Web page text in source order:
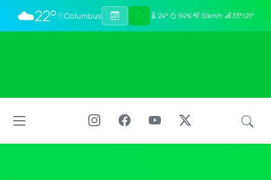
☁️22° Columbus 24° 94% 10km/h 33°/21°